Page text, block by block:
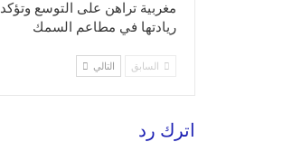
مغربية تراهن على التوسع وتؤكد
ريادتها في مطاعم السمك
السابق التالي
اترك رد